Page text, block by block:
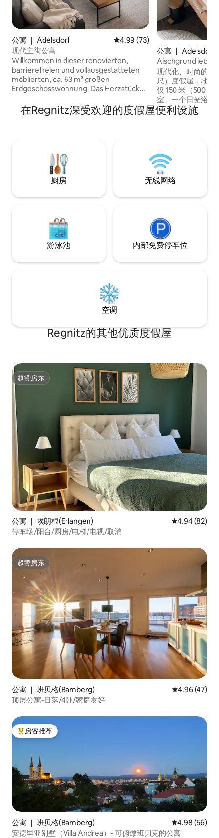
公寓 ｜ Adelsdorf 平均评分 4.99 分（满分 5 分）
4.99 (73)
现代主街公寓
Willkommen in dieser renovierten,
barrierefreien und vollausgestatteten
möblierten, ca. 63 m² großen
Erdgeschosswohnung. Das Herzstück
gestaltete Wohn-, Ess- und
Küchenbereich der durch eine
Badezimmer mit Dusche. Sie wohnen
absolut zentral im Ortskern mit
öffentlichen Parkplätzen direkt vor der
Tür. Eine Bushaltestelle ist nur ca. 190
Meter entfernt.
公寓 ｜ Adelsdorf
Aischgrundliebe
现代化、时尚的
尺）度假屋，地理
仅 150 米（500 英
室、一个日光浴室
和一个舒适的起居
体或差旅人士提供
伦堡和艾施格伦德
有众多自行车道、
在Regnitz深受欢迎的度假屋便利设施
厨房 无线网络
游泳池 内部免费停车位
空调
Regnitz的其他优质度假屋
超赞房东
超赞房东
公寓 ｜ 埃朗根(Erlangen) 平均评分 4.94
4.94 (82)
停车场/阳台/厨房/电梯/电视/取消
超赞房东
超赞房东
公寓 ｜ 班贝格(Bamberg) 平均评分
4.96 (47)
顶层公寓-日落/4卧/家庭友好
热门「房客推荐」
房客推荐
公寓 ｜ 班贝格(Bamberg) 平均评分 4.98
4.98 (56)
安德里亚别墅（Villa Andrea）- 可俯瞰班贝克的公寓